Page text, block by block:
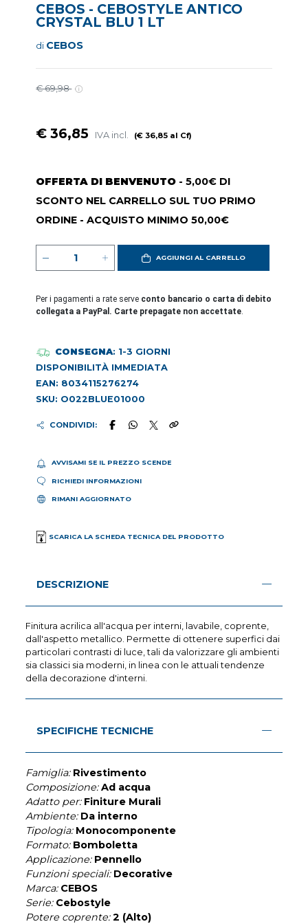
CEBOS - CEBOSTYLE ANTICO
CRYSTAL BLU 1 LT
di CEBOS
€ 69,98
€ 36,85 IVA incl. (€ 36,85 al Cf)
OFFERTA DI BENVENUTO - 5,00€ DI
SCONTO NEL CARRELLO SUL TUO PRIMO
ORDINE - ACQUISTO MINIMO 50,00€
AGGIUNGI AL CARRELLO
Per i pagamenti a rate serve conto bancario o carta di debito
collegata a PayPal. Carte prepagate non accettate.
CONSEGNA: 1-3 GIORNI
DISPONIBILITÀ IMMEDIATA
EAN: 8034115276274
SKU: O022BLUE01000
CONDIVIDI:
AVVISAMI SE IL PREZZO SCENDE
RICHIEDI INFORMAZIONI
RIMANI AGGIORNATO
SCARICA LA SCHEDA TECNICA DEL PRODOTTO
DESCRIZIONE
Finitura acrilica all'acqua per interni, lavabile, coprente,
dall'aspetto metallico. Permette di ottenere superfici dai
particolari contrasti di luce, tali da valorizzare gli ambienti
sia classici sia moderni, in linea con le attuali tendenze
della decorazione d'interni.
SPECIFICHE TECNICHE
Famiglia: Rivestimento
Composizione: Ad acqua
Adatto per: Finiture Murali
Ambiente: Da interno
Tipologia: Monocomponente
Formato: Bomboletta
Applicazione: Pennello
Funzioni speciali: Decorative
Marca: CEBOS
Serie: Cebostyle
Potere coprente: 2 (Alto)